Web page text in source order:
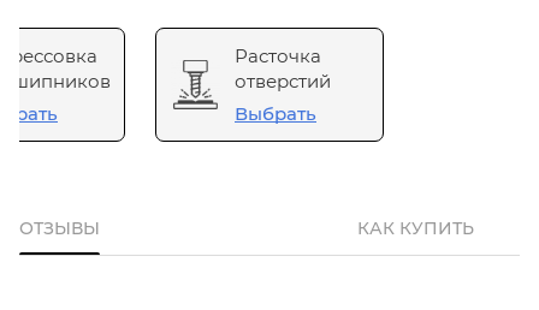
Расточка
отверстий
Выбрать
ОТЗЫВЫ КАК КУПИТЬ